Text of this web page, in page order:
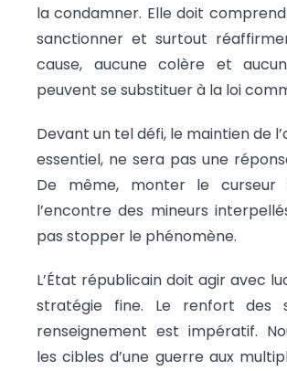
la condamner. Elle doit
sanctionner et surtout
cause, aucune colère et
peuvent se substituer à la loi
Devant un tel défi, le maintien de
essentiel, ne sera pas une
De même, monter le curseur
l’encontre des mineurs
pas stopper le phénomène.
L’État républicain doit agir avec
stratégie fine. Le renfort des
renseignement est impératif.
les cibles d’une guerre aux